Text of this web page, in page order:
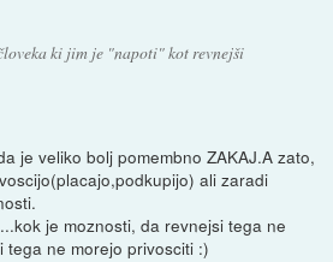
ki jim je "napoti" kot revnejši
je veliko bolj pomembno ZAKAJ.A zato,
ali zaradi
je moznosti, da revnejsi tega ne
ne morejo privosciti :)